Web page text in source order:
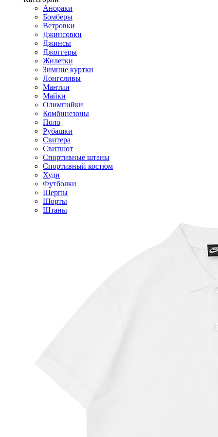
Анораки
Бомберы
Ветровки
Джинсовки
Джинсы
Джоггеры
Жилетки
Зимние куртки
Лонгсливы
Мантии
Майки
Олимпийки
Комбинезоны
Поло
Рубашки
Свитера
Свитшот
Спортивные штаны
Спортивный костюм
Худи
Футболки
Шерпы
Шорты
Штаны